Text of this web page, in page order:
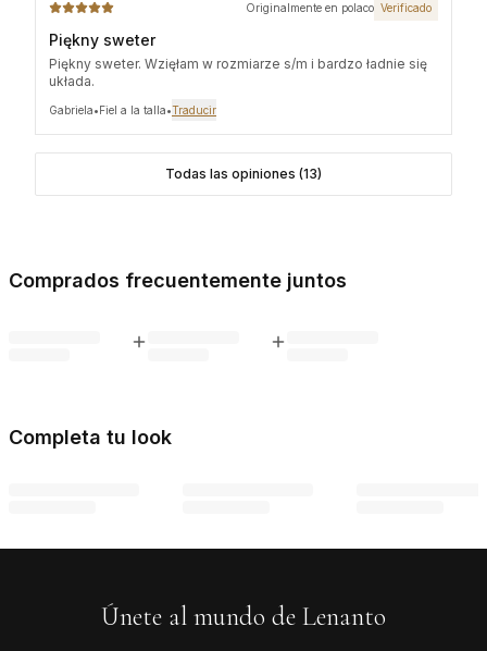
Originalmente en polaco Verificado
Piękny sweter
Piękny sweter. Wzięłam w rozmiarze s/m i bardzo ładnie się
układa.
Gabriela•Fiel a la talla•Traducir
Todas las opiniones (13)
Comprados frecuentemente juntos
Completa tu look
Únete al mundo de Lenanto